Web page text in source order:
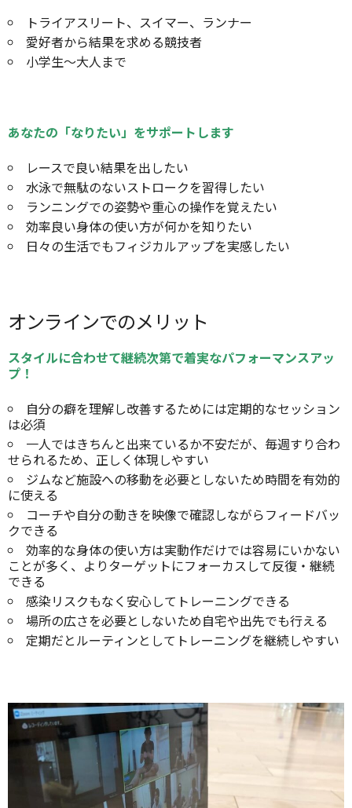
トライアスリート、スイマー、ランナー
愛好者から結果を求める競技者
小学生～大人まで
あなたの「なりたい」をサポートします
レースで良い結果を出したい
水泳で無駄のないストロークを習得したい
ランニングでの姿勢や重心の操作を覚えたい
効率良い身体の使い方が何かを知りたい
日々の生活でもフィジカルアップを実感したい
オンラインでのメリット
スタイルに合わせて継続次第で着実なパフォーマンスアッ
プ！
自分の癖を理解し改善するためには定期的なセッション
は必須
一人ではきちんと出来ているか不安だが、毎週すり合わ
せられるため、正しく体現しやすい
ジムなど施設への移動を必要としないため時間を有効的
に使える
コーチや自分の動きを映像で確認しながらフィードバッ
クできる
効率的な身体の使い方は実動作だけでは容易にいかない
ことが多く、よりターゲットにフォーカスして反復・継続
できる
感染リスクもなく安心してトレーニングできる
場所の広さを必要としないため自宅や出先でも行える
定期だとルーティンとしてトレーニングを継続しやすい